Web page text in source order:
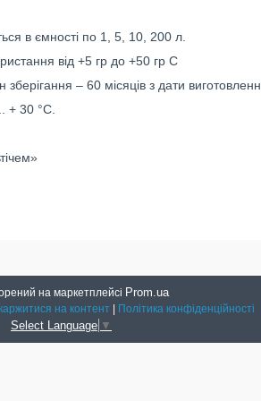
в ємності по 1, 5, 10, 200 л.
від +5 гр до +50 гр С
– 60 місяців з дати
+ 30 °С.
на маркетплейсі Prom.ua
на контент Політика конфіденційності
Select Language ▼